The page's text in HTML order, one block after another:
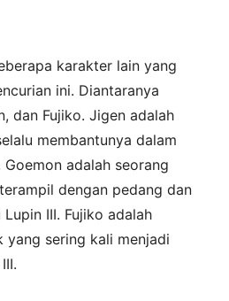
karakter lain yang
ini. Diantaranya
dan Fujiko. Jigen adalah
membantunya dalam
adalah seorang
dengan pedang dan
III. Fujiko adalah
yang sering kali menjadi